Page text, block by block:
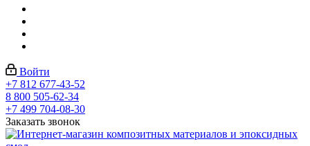
Войти
+7 812 677-43-52
8 800 505-62-34
+7 499 704-08-30
Заказать звонок